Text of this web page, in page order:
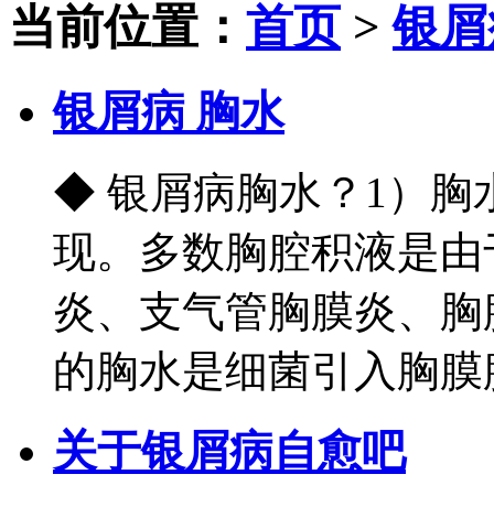
当前位置： 首页>银
银屑病 胸水
◆ 银屑病胸水？1）胸
现。多数胸腔积液是
炎、支气管胸膜炎、
的胸水是细菌引入胸
关于银屑病自愈吧